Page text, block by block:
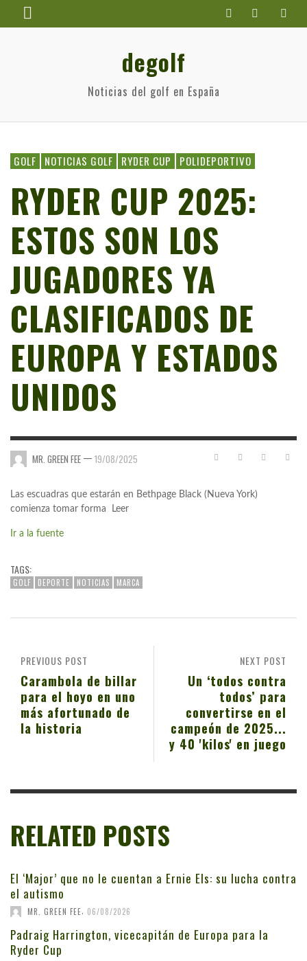
degolf
Noticias del golf en España
GOLF NOTICIAS GOLF RYDER CUP POLIDEPORTIVO
RYDER CUP 2025:
ESTOS SON LOS
JUGADORES YA
CLASIFICADOS DE
EUROPA Y ESTADOS
UNIDOS
MR. GREEN FEE — 19/08/2025
Las escuadras que estarán en Bethpage Black (Nueva York)
comienza tomar forma Leer
Ir a la fuente
TAGS:
GOLF DEPORTE NOTICIAS MARCA
NEXT POST
Un ‘todos contra
todos’ para
convertirse en el
campeón de 2025...
y 40 'kilos' en juego
PREVIOUS POST
Carambola de billar
para el hoyo en uno
más afortunado de
la historia
RELATED POSTS
El ‘Major’ que no le cuentan a Ernie Els: su lucha contra
el autismo
MR. GREEN FEE, 06/08/2026
Padraig Harrington, vicecapitán de Europa para la
Ryder Cup